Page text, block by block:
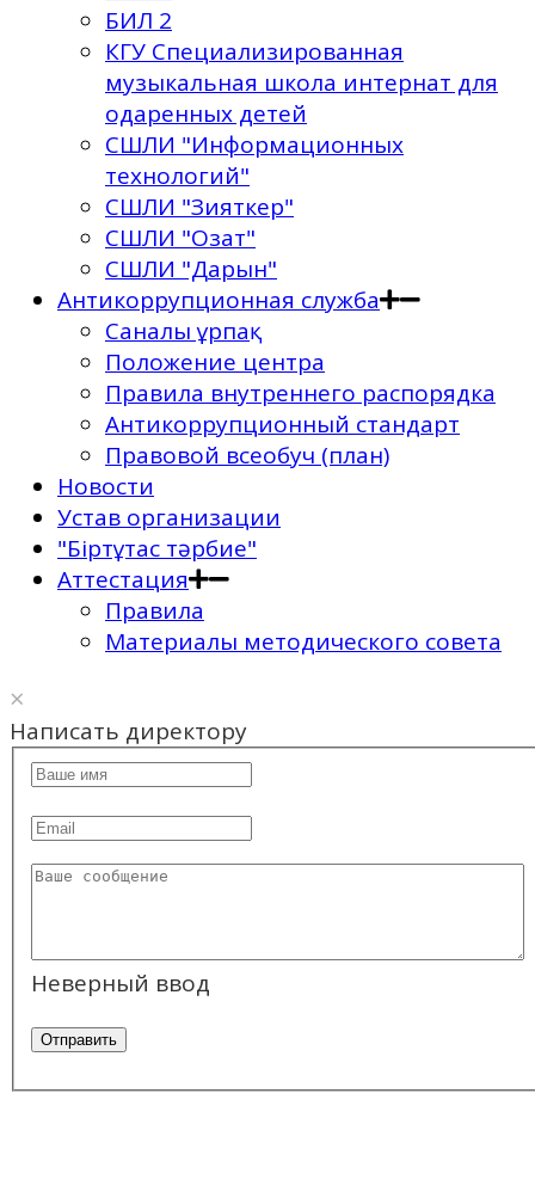
БИЛ 2
КГУ Специализированная
музыкальная школа интернат для
одаренных детей
СШЛИ "Информационных
технологий"
СШЛИ "Зияткер"
СШЛИ "Озат"
СШЛИ "Дарын"
Антикоррупционная служба
Саналы ұрпақ
Положение центра
Правила внутреннего распорядка
Антикоррупционный стандарт
Правовой всеобуч (план)
Новости
Устав организации
"Біртұтас тәрбие"
Аттестация
Правила
Материалы методического совета
×
Написать директору
Неверный ввод
Отправить